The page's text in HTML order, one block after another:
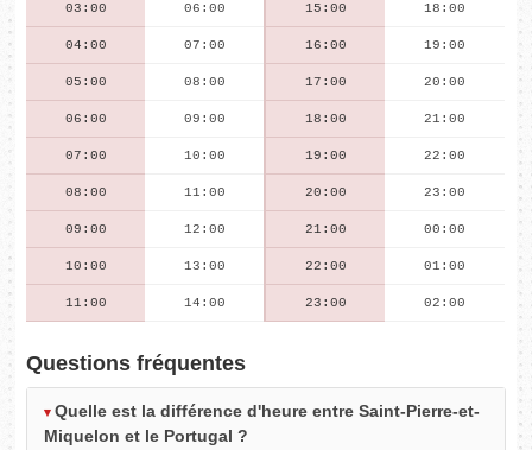
03:00 06:00 15:00 18:00
04:00 07:00 16:00 19:00
05:00 08:00 17:00 20:00
06:00 09:00 18:00 21:00
07:00 10:00 19:00 22:00
08:00 11:00 20:00 23:00
09:00 12:00 21:00 00:00
10:00 13:00 22:00 01:00
11:00 14:00 23:00 02:00
Questions fréquentes
Quelle est la différence d'heure entre Saint-Pierre-et-
Miquelon et le Portugal ?